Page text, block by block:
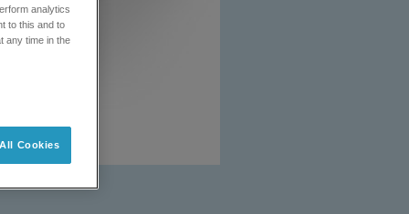
analytics
to this and to
any time in the
Cookies